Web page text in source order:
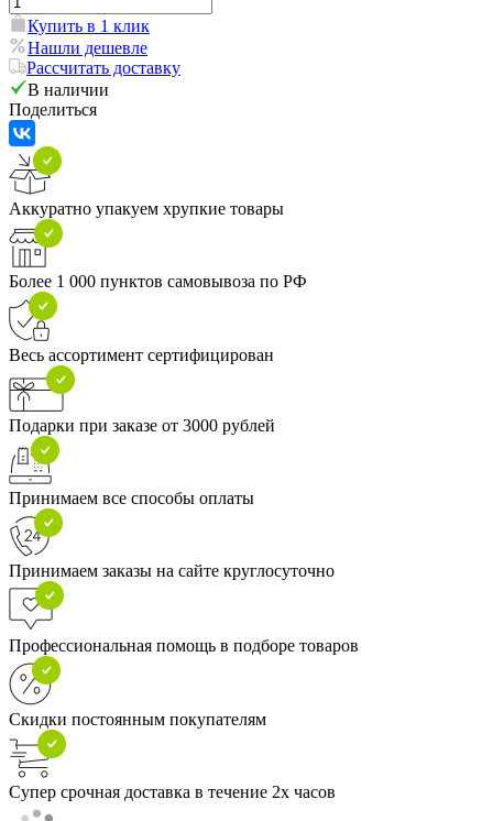
Купить в 1 клик
Нашли дешевле
Рассчитать доставку
В наличии
Поделиться
Аккуратно упакуем хрупкие товары
Более 1 000 пунктов самовывоза по РФ
Весь ассортимент сертифицирован
Подарки при заказе от 3000 рублей
Принимаем все способы оплаты
Принимаем заказы на сайте круглосуточно
Профессиональная помощь в подборе товаров
Скидки постоянным покупателям
Супер срочная доставка в течение 2х часов